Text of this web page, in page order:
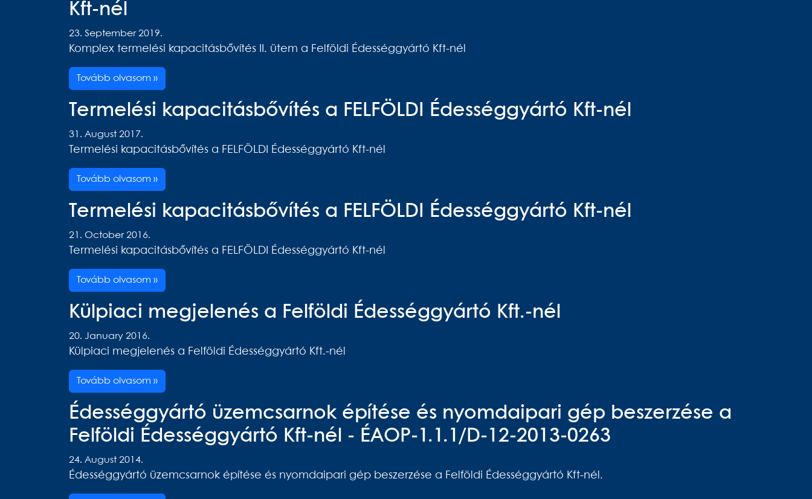
Kft-nél
23. September 2019.
Komplex termelési kapacitásbővítés II. ütem a Felföldi Édességgyártó Kft-nél
Tovább olvasom »
Termelési kapacitásbővítés a FELFÖLDI Édességgyártó Kft-nél
31. August 2017.
Termelési kapacitásbővítés a FELFÖLDI Édességgyártó Kft-nél
Tovább olvasom »
Termelési kapacitásbővítés a FELFÖLDI Édességgyártó Kft-nél
21. October 2016.
Termelési kapacitásbővítés a FELFÖLDI Édességgyártó Kft-nél
Tovább olvasom »
Külpiaci megjelenés a Felföldi Édességgyártó Kft.-nél
20. January 2016.
Külpiaci megjelenés a Felföldi Édességgyártó Kft.-nél
Tovább olvasom »
Édességgyártó üzemcsarnok építése és nyomdaipari gép beszerzése a
Felföldi Édességgyártó Kft-nél - ÉAOP-1.1.1/D-12-2013-0263
24. August 2014.
Édességgyártó üzemcsarnok építése és nyomdaipari gép beszerzése a Felföldi Édességgyártó Kft-nél.